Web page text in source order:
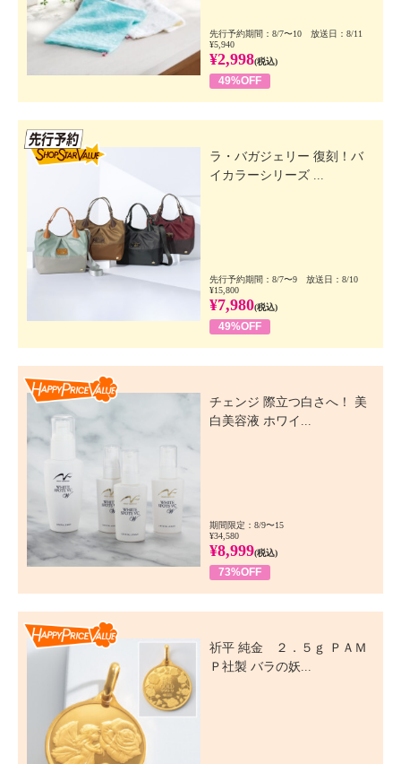
先行予約期間：8/7〜10 放送日：8/11
¥5,940
¥2,998(税込)
49%OFF
ラ・バガジェリー 復刻！バ
イカラーシリーズ ...
先行予約期間：8/7〜9 放送日：8/10
¥15,800
¥7,980(税込)
49%OFF
チェンジ 際立つ白さへ！ 美
白美容液 ホワイ...
期間限定：8/9〜15
¥34,580
¥8,999(税込)
73%OFF
祈平 純金 ２．５ｇ ＰＡＭ
Ｐ社製 バラの妖...